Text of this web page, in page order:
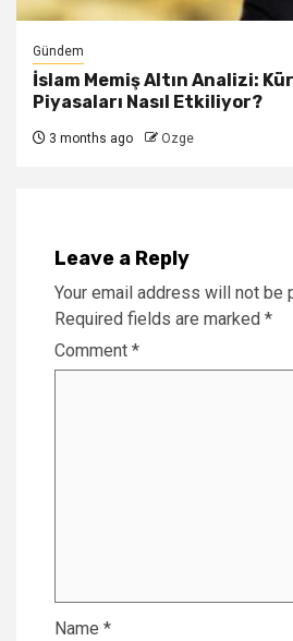
Gündem
İslam Memiş Altın Analizi:
Piyasaları Nasıl Etkiliyor?
3 months ago Ozge
Leave a Reply
Your email address will not be
Required fields are marked *
Comment *
Name *